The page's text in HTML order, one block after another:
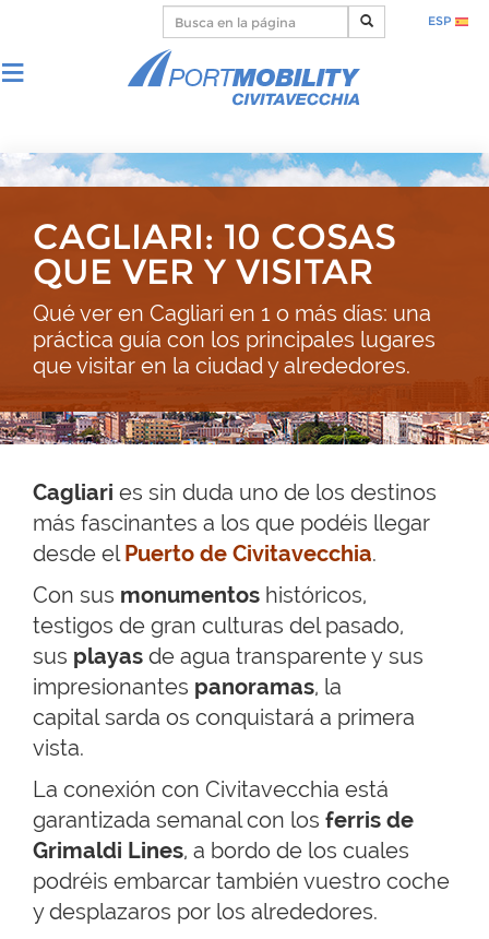
ESP
CAGLIARI: 10 COSAS
QUE VER Y VISITAR
Qué ver en Cagliari en 1 o más días: una
práctica guía con los principales lugares
que visitar en la ciudad y alrededores.
Cagliari es sin duda uno de los destinos
más fascinantes a los que podéis llegar
desde elPuerto de Civitavecchia.
Con sus monumentos históricos,
testigos de gran culturas del pasado,
sus playas de agua transparente y sus
impresionantes panoramas, la
capital sarda os conquistará a primera
vista.
La conexión con Civitavecchia está
garantizada semanal con los ferris de
Grimaldi Lines, a bordo de los cuales
podréis embarcar también vuestro coche
y desplazaros por los alrededores.